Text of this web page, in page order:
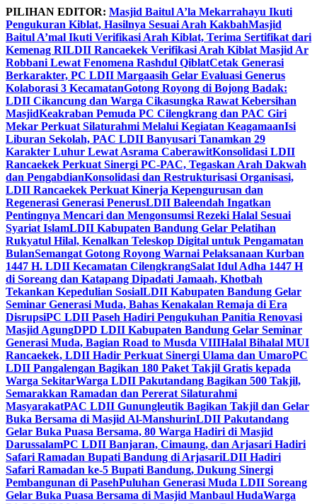
Skip
to
content
PILIHAN EDITOR: Masjid Baitul A’la Mekarrahayu Ikuti
Pengukuran Kiblat, Hasilnya Sesuai Arah KakbahMasjid
Baitul A’mal Ikuti Verifikasi Arah Kiblat, Terima Sertifikat dari
Kemenag RILDII Rancaekek Verifikasi Arah Kiblat Masjid Ar
Robbani Lewat Fenomena Rashdul QiblatCetak Generasi
Berkarakter, PC LDII Margaasih Gelar Evaluasi Generus
Kolaborasi 3 KecamatanGotong Royong di Bojong Badak:
LDII Cikancung dan Warga Cikasungka Rawat Kebersihan
MasjidKeakraban Pemuda PC Cilengkrang dan PAC Giri
Mekar Perkuat Silaturahmi Melalui Kegiatan KeagamaanIsi
Liburan Sekolah, PAC LDII Banyusari Tanamkan 29
Karakter Luhur Lewat Asrama CaberawitKonsolidasi LDII
Rancaekek Perkuat Sinergi PC-PAC, Tegaskan Arah Dakwah
dan PengabdianKonsolidasi dan Restrukturisasi Organisasi,
LDII Rancaekek Perkuat Kinerja Kepengurusan dan
Regenerasi Generasi PenerusLDII Baleendah Ingatkan
Pentingnya Mencari dan Mengonsumsi Rezeki Halal Sesuai
Syariat IslamLDII Kabupaten Bandung Gelar Pelatihan
Rukyatul Hilal, Kenalkan Teleskop Digital untuk Pengamatan
BulanSemangat Gotong Royong Warnai Pelaksanaan Kurban
1447 H. LDII Kecamatan CilengkrangSalat Idul Adha 1447 H
di Soreang dan Katapang Dipadati Jamaah, Khotbah
Tekankan Kepedulian SosialLDII Kabupaten Bandung Gelar
Seminar Generasi Muda, Bahas Kenakalan Remaja di Era
DisrupsiPC LDII Paseh Hadiri Pengukuhan Panitia Renovasi
Masjid AgungDPD LDII Kabupaten Bandung Gelar Seminar
Generasi Muda, Bagian Road to Musda VIIIHalal Bihalal MUI
Rancaekek, LDII Hadir Perkuat Sinergi Ulama dan UmaroPC
LDII Pangalengan Bagikan 180 Paket Takjil Gratis kepada
Warga SekitarWarga LDII Pakutandang Bagikan 500 Takjil,
Semarakkan Ramadan dan Pererat Silaturahmi
MasyarakatPAC LDII Gunungleutik Bagikan Takjil dan Gelar
Buka Bersama di Masjid Al-ManshurinLDII Pakutandang
Gelar Buka Puasa Bersama, 80 Warga Hadiri di Masjid
DarussalamPC LDII Banjaran, Cimaung, dan Arjasari Hadiri
Safari Ramadan Bupati Bandung di ArjasariLDII Hadiri
Safari Ramadan ke-5 Bupati Bandung, Dukung Sinergi
Pembangunan di PasehPuluhan Generasi Muda LDII Soreang
Gelar Buka Puasa Bersama di Masjid Manbaul HudaWarga